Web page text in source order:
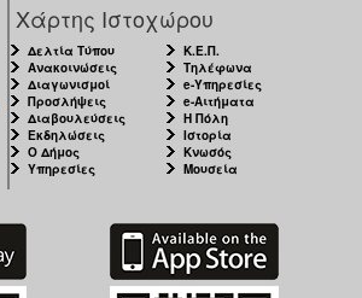
Χάρτης Ιστοχώρου
Δελτία Τύπου
Ανακοινώσεις
Διαγωνισμοί
Προσλήψεις
Διαβουλεύσεις
Εκδηλώσεις
Ο Δήμος
Υπηρεσίες
Κ.Ε.Π.
Τηλέφωνα
e-Υπηρεσίες
e-Αιτήματα
Η Πόλη
Ιστορία
Κνωσός
Μουσεία